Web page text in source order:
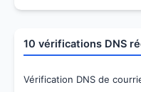
10 vérifications DNS
Vérification DNS de